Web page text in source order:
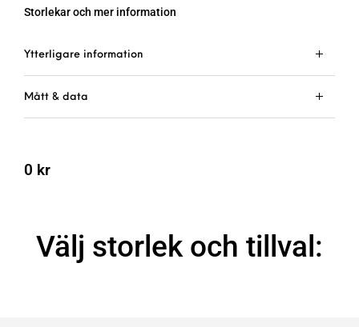
Storlekar och mer information
Ytterligare information
Mått & data
0 kr
Välj storlek och tillval: